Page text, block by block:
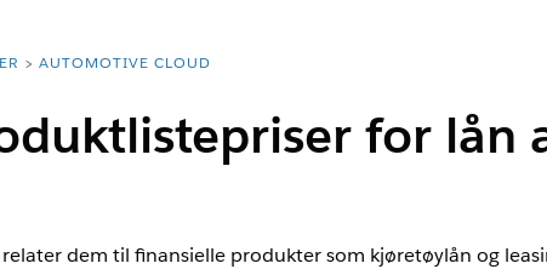
AUTOMOTIVE CLOUD
for lån
dem til finansielle produkter som kjøretøylån og